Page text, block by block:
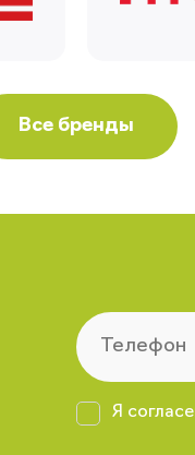
Все бренды
Я